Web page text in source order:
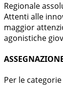
Regionale
Attenti alle
maggior
agonistiche
Per le categorie